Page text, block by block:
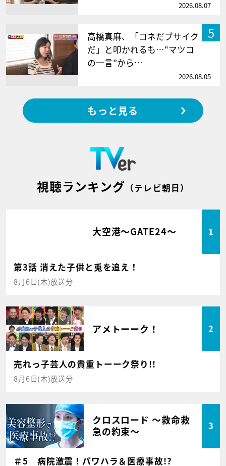
2026.08.07
5
高橋真麻、「コネだブサイク
だ」と叩かれるも…“マツコ
の一言”から…
2026.08.05
もっと見る
視聴ランキング （テレビ朝日）
大空港～GATE24～ 1
第3話 消えた子供と兎を追え！
8月6日(木)放送分
アメトーーク！ 2
売れっ子芸人の貴重トーーク祭り!!
8月6日(木)放送分
クロスロード ～救命救
急の約束～
3
＃5 病院激震！パワハラ＆医療事故!?